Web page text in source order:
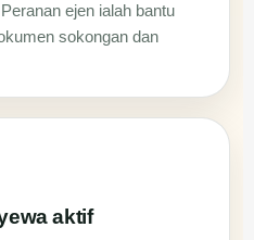
ejen ialah bantu
sokongan dan
aktif